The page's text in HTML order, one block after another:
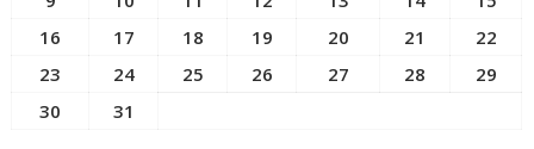
16
17 18 19 20 21
22
23
24 25 26 27 28
29
30
31